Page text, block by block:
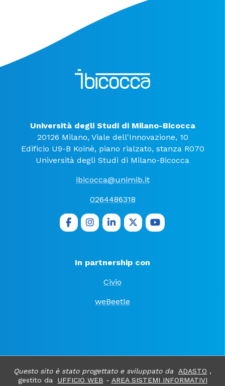
Università degli Studi di Milano-Bicocca
20126 Milano, Viale dell'Innovazione, 10
Edificio U9-B Koinè, piano rialzato, stanza R070
Università degli Studi di Milano-Bicocca
ibicocca@unimib.it
0264486318
In partnership con
Civio
weBeetle
Questo sito è stato progettato e sviluppato da ADASTO ,
gestito da UFFICIO WEB - AREA SISTEMI INFORMATIVI